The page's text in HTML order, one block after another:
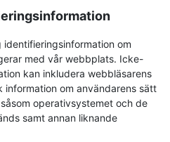
om
med vår webbplats. Icke-
kan inkludera webbläsarens
om användarens sätt
operativsystemet och de
samt annan liknande